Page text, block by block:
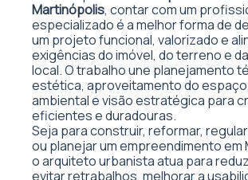
Martinópolis, contar com um
especializado é a melhor forma de
um projeto funcional, valorizado e
exigências do imóvel, do terreno e
local. O trabalho une planejamento
estética, aproveitamento do
ambiental e visão estratégica para
eficientes e duradouras.
Seja para construir, reformar,
ou planejar um empreendimento em
o arquiteto urbanista atua para
evitar retrabalhos, melhorar a